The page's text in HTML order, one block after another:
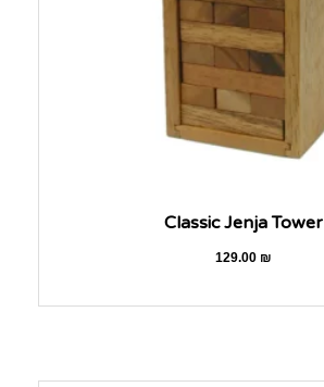
Classic Jenja Tower
129.00₪